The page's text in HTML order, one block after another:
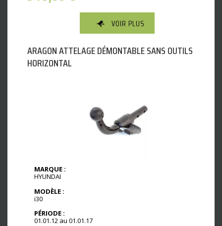
VOIR PLUS
ARAGON ATTELAGE DÉMONTABLE SANS OUTILS
HORIZONTAL
MARQUE :
HYUNDAI
MODÈLE :
i30
PÉRIODE :
01.01.12 au 01.01.17